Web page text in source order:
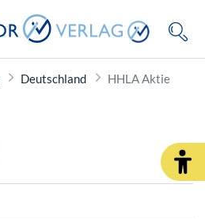
Deutschland HHLA Aktie